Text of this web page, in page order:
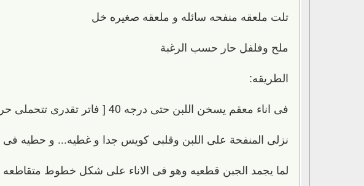
تلت ملعقه منفحه سائله و ملعقه صغيره خل
ملح وفلفل حار حسب الرغبة
الطريقه:
فى اناء معقم يسخن اللبن حتى درجه 40 [ فاتر تقدرى تتحملى حرارتة.
نزلى المنفحة على اللبن وقلبى كويس جدا و غطيه... و حطيه فى
لما يجمد الجبن قطعيه وهو فى الاناء على شكل خطوط متقاطعه